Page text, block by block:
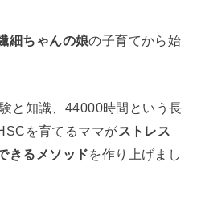
細ちゃんの娘の子育てから始
と知識、44000時間という長
を育てるママがストレス
きる メソッドを作り上げまし